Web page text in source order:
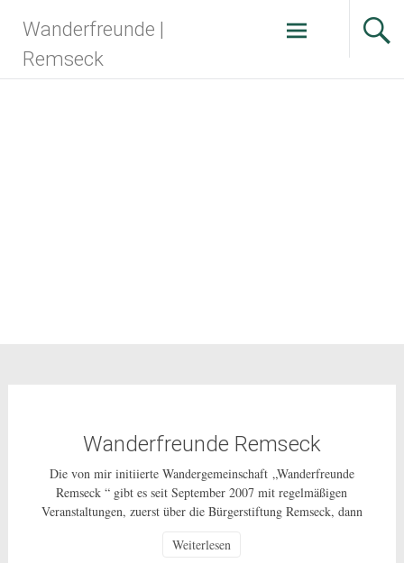
Inhalt
springen
Wanderfreunde |
Remseck
Wanderfreunde Remseck
Die von mir initiierte Wandergemeinschaft „Wanderfreunde
Remseck “ gibt es seit September 2007 mit regelmäßigen
Veranstaltungen, zuerst über die Bürgerstiftung Remseck, dann
Bürgerschaftliches Engagement für alle Bürgerinnen und Bürger
Weiterlesen